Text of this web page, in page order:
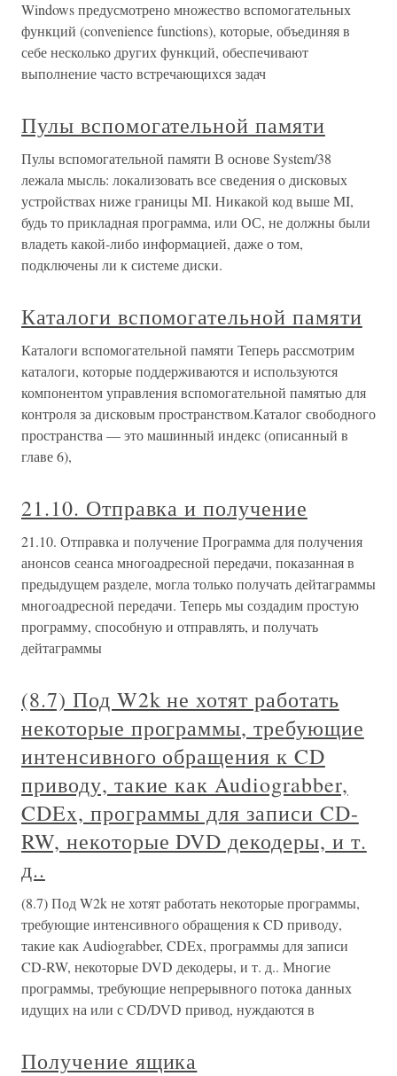
Windows предусмотрено множество вспомогательных
функций (convenience functions), которые, объединяя в
себе несколько других функций, обеспечивают
выполнение часто встречающихся задач
Пулы вспомогательной памяти
Пулы вспомогательной памяти В основе System/38
лежала мысль: локализовать все сведения о дисковых
устройствах ниже границы MI. Никакой код выше MI,
будь то прикладная программа, или ОС, не должны были
владеть какой-либо информацией, даже о том,
подключены ли к системе диски.
Каталоги вспомогательной памяти
Каталоги вспомогательной памяти Теперь рассмотрим
каталоги, которые поддерживаются и используются
компонентом управления вспомогательной памятью для
контроля за дисковым пространством.Каталог свободного
пространства — это машинный индекс (описанный в
главе 6),
21.10. Отправка и получение
21.10. Отправка и получение Программа для получения
анонсов сеанса многоадресной передачи, показанная в
предыдущем разделе, могла только получать дейтаграммы
многоадресной передачи. Теперь мы создадим простую
программу, способную и отправлять, и получать
дейтаграммы
(8.7) Под W2k не хотят работать
некоторые программы, требующие
интенсивного обращения к CD
приводу, такие как Audiograbber,
CDEx, программы для записи CD-
RW, некоторые DVD декодеры, и т.
д..
(8.7) Под W2k не хотят работать некоторые программы,
требующие интенсивного обращения к CD приводу,
такие как Audiograbber, CDEx, программы для записи
CD-RW, некоторые DVD декодеры, и т. д.. Многие
программы, требующие непрерывного потока данных
идущих на или с CD/DVD привод, нуждаются в
Получение ящика